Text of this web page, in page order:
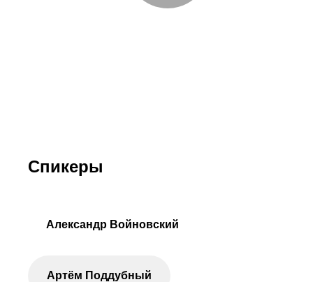
Спикеры
Александр Войновский
Артём Поддубный